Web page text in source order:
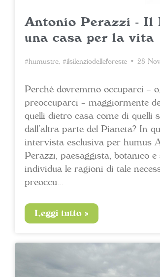
Antonio Perazzi - Il
una casa per la vita
#humustre, #ilsilenziodelleforeste • 28
Perché dovremmo occuparci –
preoccuparci – maggiormente
quelli dietro casa come di quelli
dall’altra parte del Pianeta? In
intervista esclusiva per humus
Perazzi, paesaggista, botanico e
individua le ragioni di tale
preoccu…
Leggi tutto »